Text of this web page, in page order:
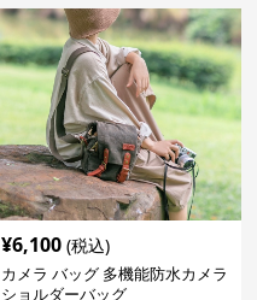
¥6,100 (税込)
カメラ バッグ 多機能防水カメラ
ショルダーバッグ